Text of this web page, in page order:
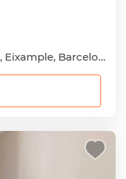
La Nova Esquerra de l'Eixample, Eixample, Barcelona Capital, Barcelona